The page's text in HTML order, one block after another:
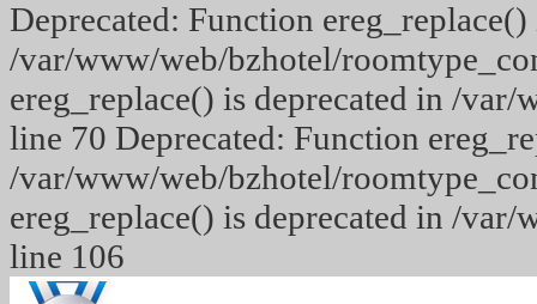
Deprecated: Function
/var/www/web/bzhotel/
ereg_replace() is deprecated in /
line 70 Deprecated: Function
/var/www/web/bzhotel/
ereg_replace() is deprecated in /
line 106